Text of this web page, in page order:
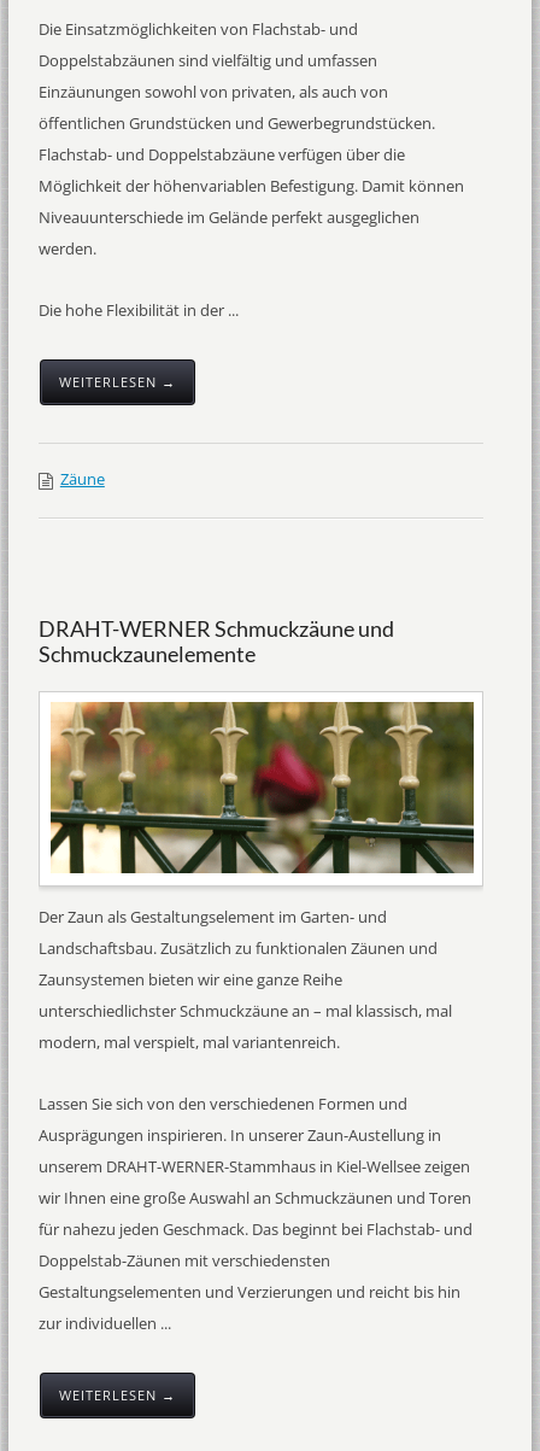
Die Einsatzmöglichkeiten von Flachstab- und
Doppelstabzäunen sind vielfältig und umfassen
Einzäunungen sowohl von privaten, als auch von
öffentlichen Grundstücken und Gewerbegrundstücken.
Flachstab- und Doppelstabzäune verfügen über die
Möglichkeit der höhenvariablen Befestigung. Damit können
Niveauunterschiede im Gelände perfekt ausgeglichen
werden.
Die hohe Flexibilität in der ...
WEITERLESEN →
Zäune
DRAHT-WERNER Schmuckzäune und
Schmuckzaunelemente
Der Zaun als Gestaltungselement im Garten- und
Landschaftsbau. Zusätzlich zu funktionalen Zäunen und
Zaunsystemen bieten wir eine ganze Reihe
unterschiedlichster Schmuckzäune an – mal klassisch, mal
modern, mal verspielt, mal variantenreich.
Lassen Sie sich von den verschiedenen Formen und
Ausprägungen inspirieren. In unserer Zaun-Austellung in
unserem DRAHT-WERNER-Stammhaus in Kiel-Wellsee zeigen
wir Ihnen eine große Auswahl an Schmuckzäunen und Toren
für nahezu jeden Geschmack. Das beginnt bei Flachstab- und
Doppelstab-Zäunen mit verschiedensten
Gestaltungselementen und Verzierungen und reicht bis hin
zur individuellen ...
WEITERLESEN →